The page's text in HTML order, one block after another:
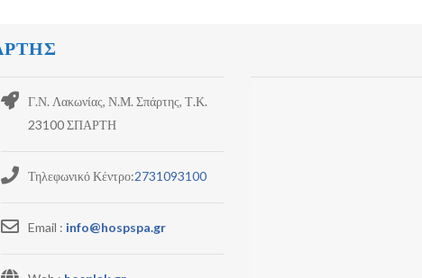
Γ.Ν. Λακωνίας, Ν.Μ. Σπάρτης, Τ.Κ.
23100 ΣΠΑΡΤΗ
Τηλεφωνικό Κέντρο:2731093100
Email : info@hospspa.gr